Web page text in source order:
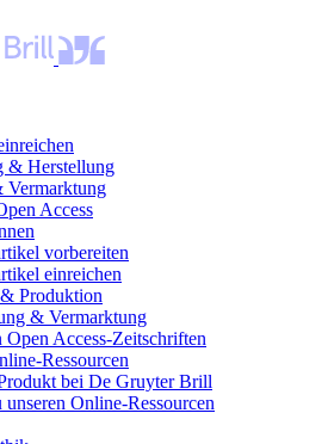
& Herstellung
Vermarktung
Access
vorbereiten
einreichen
Produktion
& Vermarktung
Access-Zeitschriften
Ressourcen
bei De Gruyter Brill
Online-Ressourcen